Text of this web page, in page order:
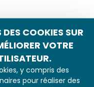
COOKIES SUR
VOTRE
y compris des
pour réaliser des